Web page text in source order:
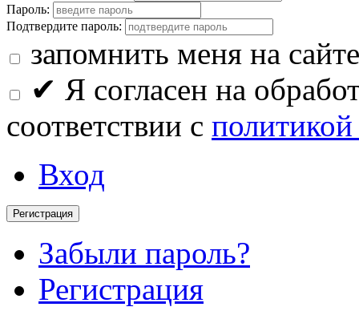
Пароль:
Подтвердите пароль:
запомнить меня на сайте
✔ Я согласен на
соответствии с
Вход
Регистрация
Забыли пароль?
Регистрация